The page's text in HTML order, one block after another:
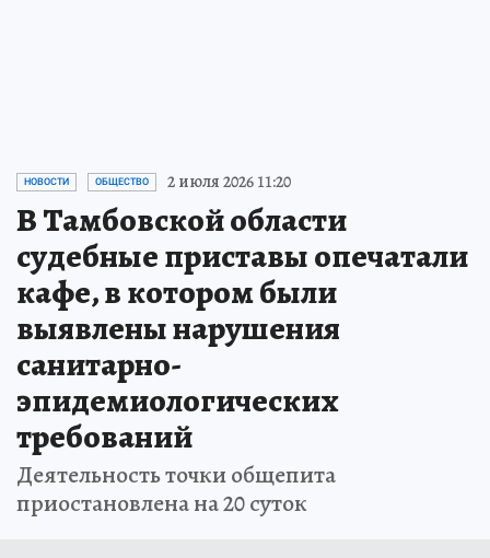
НОВОСТИ ОБЩЕСТВО 2 июля 2026 11:20
В Тамбовской области
судебные приставы опечатали
кафе, в котором были
выявлены нарушения
санитарно-
эпидемиологических
требований
Деятельность точки общепита
приостановлена на 20 суток